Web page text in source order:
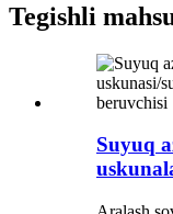
Tegishli
Suyuq